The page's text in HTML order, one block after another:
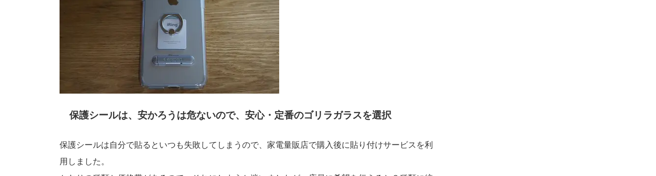
保護シールは、安かろうは危ないので、安心・定番のゴリラガラスを選択
保護シールは自分で貼るといつも失敗してしまうので、家電量販店で購入後に貼り付けサービスを利
用しました。